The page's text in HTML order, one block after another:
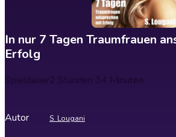
In nur 7 Tagen Traumfrauen
Erfolg
Spieldauer2 Stunden 34 Minuten
Autor S. Lougani